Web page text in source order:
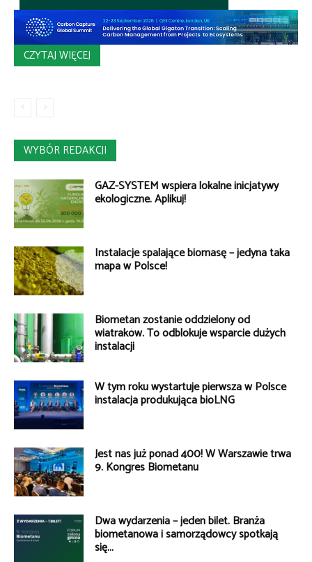
CZYTAJ WIĘCEJ
WYBÓR REDAKCJI
GAZ-SYSTEM wspiera lokalne inicjatywy
ekologiczne. Aplikuj!
Instalacje spalające biomasę – jedyna taka
mapa w Polsce!
Biometan zostanie oddzielony od
wiatraków. To odblokuje wsparcie dużych
instalacji
W tym roku wystartuje pierwsza w Polsce
instalacja produkująca bioLNG
Jest nas już ponad 400! W Warszawie trwa
9. Kongres Biometanu
Dwa wydarzenia – jeden bilet. Branża
biometanowa i samorządowcy spotkają
się...